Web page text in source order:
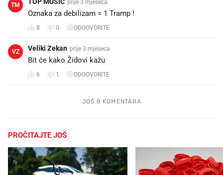
TM prije 3 mjeseca
Oznaka za debilizam = 1 Tramp !
8 0 ODGOVORITE
VZ Veliki Zekan prije 3 mjeseca
Bit će kako Židovi kažu
6 1 ODGOVORITE
JOŠ 8 KOMENTARA
PROČITAJTE JOŠ